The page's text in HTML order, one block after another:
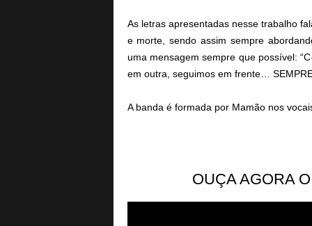
As letras apresentadas nesse trabalho
e morte, sendo assim sempre
uma mensagem sempre que possível:
em outra, seguimos em frente…
A banda é formada por Mamão nos
OUÇA AGORA